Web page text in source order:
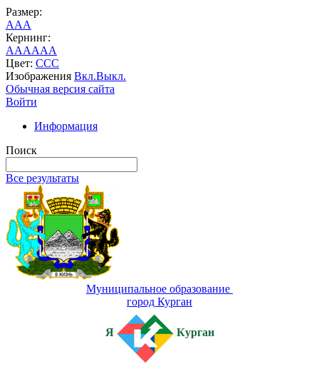
Размер:
AAA
Кернинг:
AAAAAA
Цвет: CCC
Изображения Вкл.Выкл.
Обычная версия сайта
Войти
Информация
Поиск
Все результаты
Муниципальное образование
город Курган
Я Курган